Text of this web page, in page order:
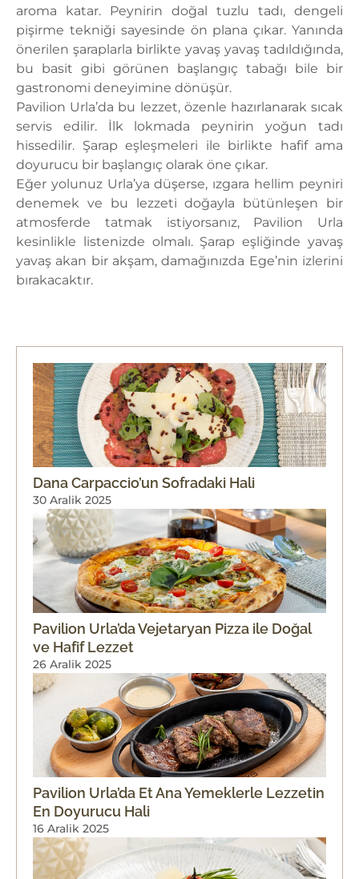
aroma katar. Peynirin doğal tuzlu tadı, dengeli
pişirme tekniği sayesinde ön plana çıkar. Yanında
önerilen şaraplarla birlikte yavaş yavaş tadıldığında,
bu basit gibi görünen başlangıç tabağı bile bir
gastronomi deneyimine dönüşür.
Pavilion Urla’da bu lezzet, özenle hazırlanarak sıcak
servis edilir. İlk lokmada peynirin yoğun tadı
hissedilir. Şarap eşleşmeleri ile birlikte hafif ama
doyurucu bir başlangıç olarak öne çıkar.
Eğer yolunuz Urla’ya düşerse, ızgara hellim peyniri
denemek ve bu lezzeti doğayla bütünleşen bir
atmosferde tatmak istiyorsanız, Pavilion Urla
kesinlikle listenizde olmalı. Şarap eşliğinde yavaş
yavaş akan bir akşam, damağınızda Ege’nin izlerini
bırakacaktır.
Dana Carpaccio’un Sofradaki Hali
30 Aralik 2025
Pavilion Urla’da Vejetaryan Pizza ile Doğal
ve Hafif Lezzet
26 Aralik 2025
Pavilion Urla’da Et Ana Yemeklerle Lezzetin
En Doyurucu Hali
16 Aralik 2025